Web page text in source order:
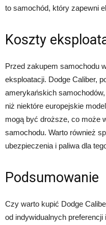
to samochód, który zapewni
Koszty
Przed zakupem samochodu
eksploatacji. Dodge Caliber,
amerykańskich
niż niektóre europejskie
mogą być droższe, co może
samochodu. Warto również
ubezpieczenia i paliwa dla
Podsumowanie
Czy warto kupić Dodge
od indywidualnych